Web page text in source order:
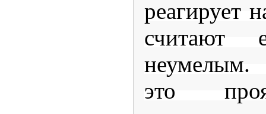
реагирует
считают
неумелым.
это